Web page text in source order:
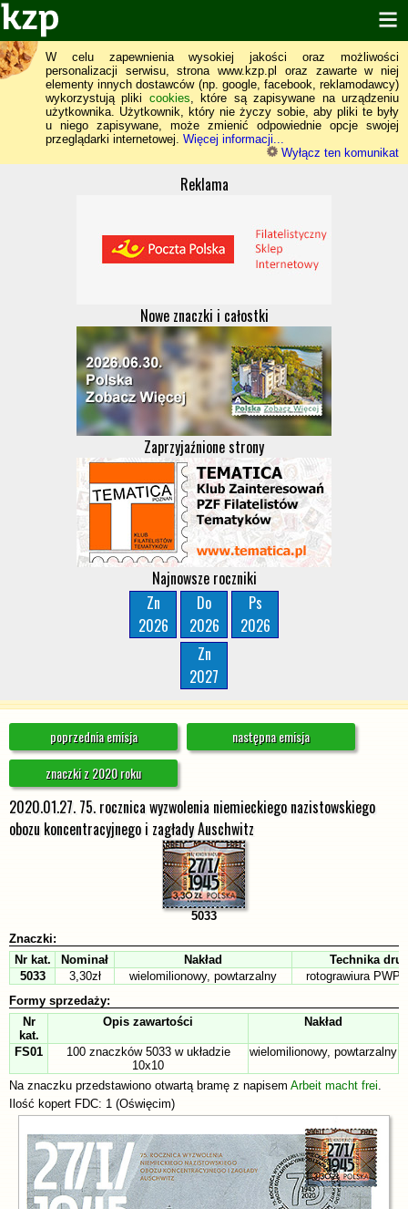
W celu zapewnienia wysokiej jakości oraz możliwości
personalizacji serwisu, strona www.kzp.pl oraz zawarte w niej
elementy innych dostawców (np. google, facebook, reklamodawcy)
wykorzystują pliki cookies, które są zapisywane na urządzeniu
użytkownika. Użytkownik, który nie życzy sobie, aby pliki te były
u niego zapisywane, może zmienić odpowiednie opcje swojej
przeglądarki internetowej. Więcej informacji...
Wyłącz ten komunikat
Reklama
Nowe znaczki i całostki
Zaprzyjaźnione strony
Najnowsze roczniki
Zn
2026
Do
2026
Ps
2026
Zn
2027
poprzednia emisja
następna emisja
znaczki z 2020 roku
2020.01.27. 75. rocznica wyzwolenia niemieckiego nazistowskiego
obozu koncentracyjnego i zagłady Auschwitz
5033
Znaczki:
Nr kat.
Nominał Nakład
Technika
5033
3,30zł wielomilionowy, powtarzalny
rotograwiura
Formy sprzedaży:
Nr
kat.
Opis zawartości Nakład
FS01
100 znaczków 5033 w układzie
10x10
wielomilionowy, powtarzalny
Na znaczku przedstawiono otwartą bramę z napisem Arbeit macht frei
Ilość kopert FDC: 1 (Oświęcim)